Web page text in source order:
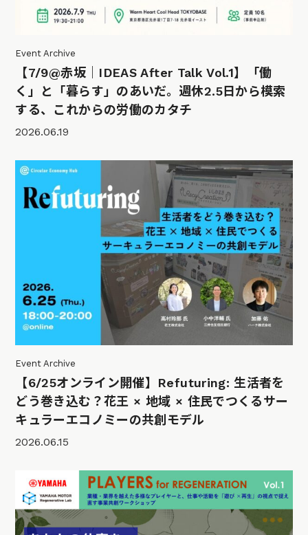
Event Archive
【7/9@赤坂｜IDEAS After Talk Vol.1】「働
く」と「暮らす」のあいだ。週休2.5日から模索
する、これからの労働のカタチ
2026.06.19
Event Archive
【6/25オンライン開催】Refuturing: 生活者を
どう巻き込む？花王 × 地域 × 住民でつくるサー
キュラーエコノミーの共創モデル
2026.06.15